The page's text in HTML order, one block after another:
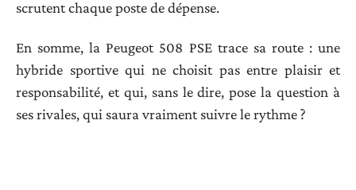
scrutent chaque poste de dépense.
En somme, la Peugeot 508 PSE trace sa route : une
hybride sportive qui ne choisit pas entre plaisir et
responsabilité, et qui, sans le dire, pose la question à
ses rivales, qui saura vraiment suivre le rythme ?